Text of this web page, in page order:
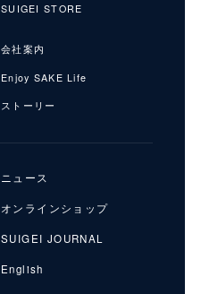
SUIGEI STORE
会社案内
Enjoy SAKE Life
ストーリー
ニュース
オンラインショップ
SUIGEI JOURNAL
English